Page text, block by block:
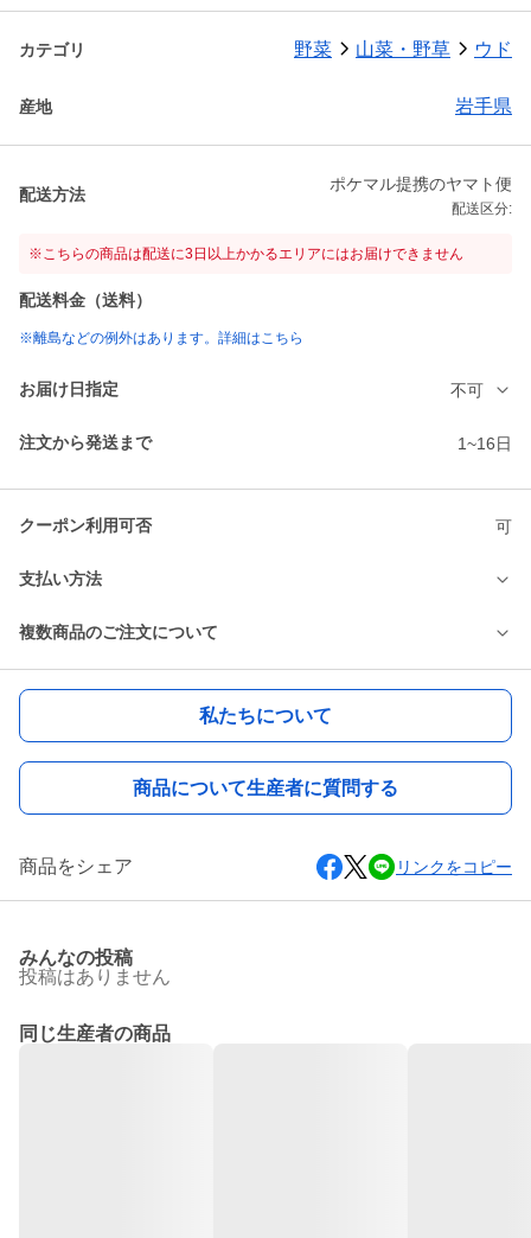
カテゴリ 野菜 山菜・野草 ウド
産地 岩手県
配送方法
ポケマル提携のヤマト便
配送区分:
※こちらの商品は配送に3日以上かかるエリアにはお届けできません
配送料金（送料）
※離島などの例外はあります。詳細はこちら
お届け日指定 不可
注文から発送まで 1~16日
クーポン利用可否 可
支払い方法
複数商品のご注文について
私たちについて
商品について生産者に質問する
商品をシェア リンクをコピー
みんなの投稿
投稿はありません
同じ生産者の商品